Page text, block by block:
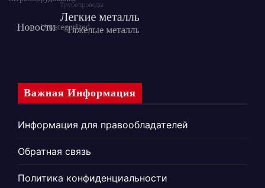
Важная Информация
Информация для правообладателей
Обратная связь
Политика конфиденциальности